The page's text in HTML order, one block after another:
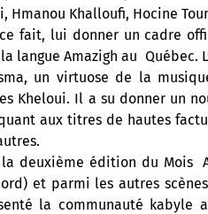
Khalloufi, Hocine
fait, lui donner un cadre
Amazigh au Québec.
un virtuose de la
Kheloui. Il a su donner un
aux titres de hautes
deuxième édition du Mois
et parmi les autres
la communauté kabyle